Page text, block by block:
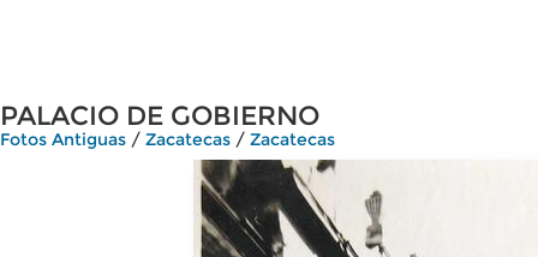
PALACIO DE GOBIERNO
Fotos Antiguas / Zacatecas / Zacatecas